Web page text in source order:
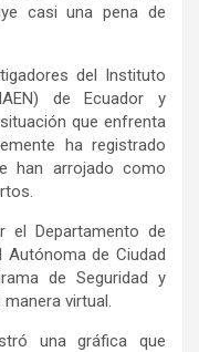
casi una pena de
del Instituto
de Ecuador y
que enfrenta
ha registrado
han arrojado como
el Departamento de
Autónoma de Ciudad
de Seguridad y
virtual.
una gráfica que